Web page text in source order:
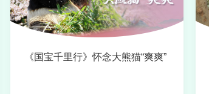
《国宝千里行》怀念大熊猫“爽爽”